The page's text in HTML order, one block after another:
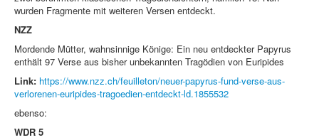
wurden Fragmente mit weiteren Versen entdeckt.
NZZ
Mordende Mütter, wahnsinnige Könige: Ein neu entdeckter Papyrus
enthält 97 Verse aus bisher unbekannten Tragödien von Euripides
Link: https://www.nzz.ch/feuilleton/neuer-papyrus-fund-verse-aus-
verlorenen-euripides-tragoedien-entdeckt-ld.1855532
ebenso:
WDR 5